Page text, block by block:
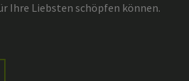
Ihre Liebsten schöpfen können.